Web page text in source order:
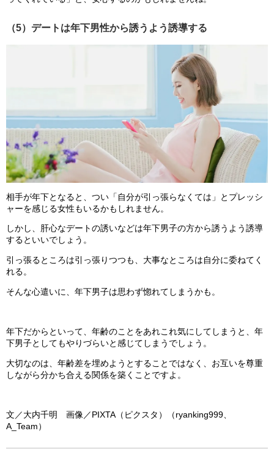
（5）デートは年下男性から誘うよう誘導する
相手が年下となると、つい「自分が引っ張らなくては」とプレッシ
ャーを感じる女性もいるかもしれません。
しかし、肝心なデートの誘いなどは年下男子の方から誘うよう誘導
するといいでしょう。
引っ張るところは引っ張りつつも、大事なところは自分に委ねてく
れる。
そんな心遣いに、年下男子は思わず惚れてしまうかも。
年下だからといって、年齢のことをあれこれ気にしてしまうと、年
下男子としてもやりづらいと感じてしまうでしょう。
大切なのは、年齢差を埋めようとすることではなく、お互いを尊重
しながら分かち合える関係を築くことですよ。
文／大内千明 画像／PIXTA（ピクスタ）（ryanking999、
A_Team）